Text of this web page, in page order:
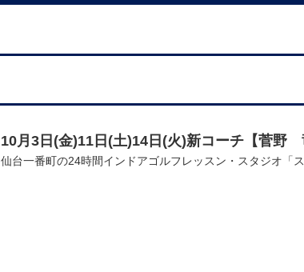
10月3日(金)11日(土)14日(火)新コーチ【菅野
仙台一番町の24時間インドアゴルフレッスン・スタジオ「